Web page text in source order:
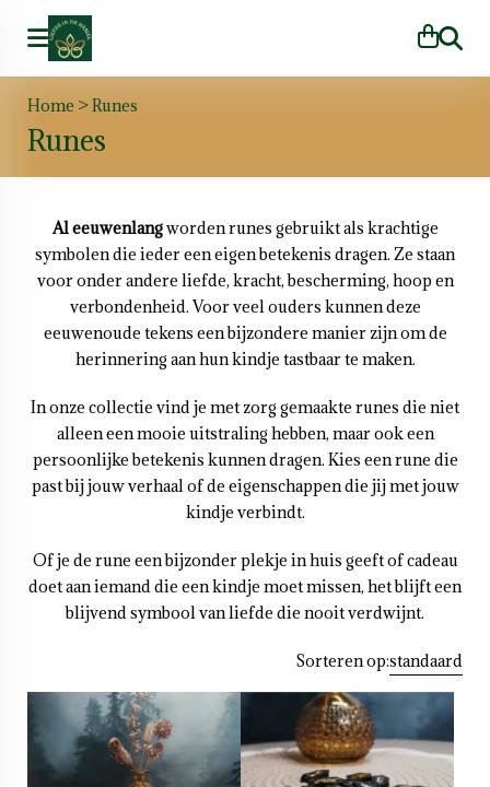
Home >Runes
Runes
Al eeuwenlangworden runes gebruikt als krachtige
symbolen die ieder een eigen betekenis dragen. Ze staan
voor onder andere liefde, kracht, bescherming, hoop en
verbondenheid. Voor veel ouders kunnen deze
eeuwenoude tekens een bijzondere manier zijn om de
herinnering aan hun kindje tastbaar te maken.
In onze collectie vind je met zorg gemaakte runes die niet
alleen een mooie uitstraling hebben, maar ook een
persoonlijke betekenis kunnen dragen. Kies een rune die
past bij jouw verhaal of de eigenschappen die jij met jouw
kindje verbindt.
Of je de rune een bijzonder plekje in huis geeft of cadeau
doet aan iemand die een kindje moet missen, het blijft een
blijvend symbool van liefde die nooit verdwijnt.
Sorteren op:standaard